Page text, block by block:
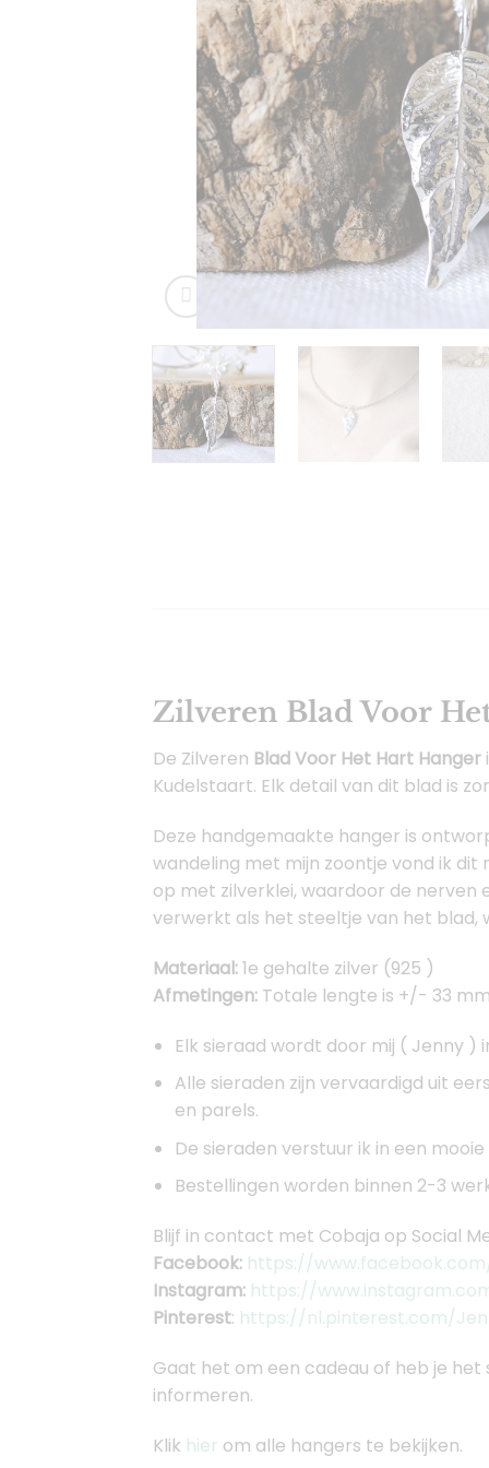
Zilveren Blad Voor
De Zilveren Blad Voor Het Hart Hanger
Kudelstaart. Elk detail van dit blad is
Deze handgemaakte hanger is
wandeling met mijn zoontje vond ik dit
op met zilverklei, waardoor de nerven
verwerkt als het steeltje van het blad,
Materiaal:1e gehalte zilver (925 )
Afmetingen: Totale lengte is +/- 33 mm
Elk sieraad wordt door mij ( Jenny )
Alle sieraden zijn vervaardigd uit
en parels.
De sieraden verstuur ik in een
Bestellingen worden binnen 2-3
Blijf in contact met Cobaja op Social
Facebook: https://www.facebook.com/
Instagram: https://
Pinterest: https://nl.pinterest.com/
Gaat het om een cadeau of heb je
informeren.
Klik hier om alle hangers te bekijken.